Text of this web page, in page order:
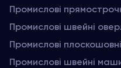
Промислові
Промислові швейні
Промислові
Промислові швейні